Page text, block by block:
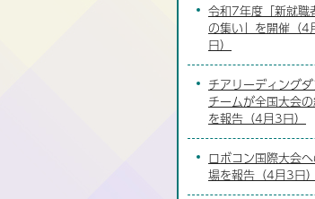
令和7年度「新就職
の集い」を開催（4
日）
チアリーディング
チームが全国大会
を報告（4月3日）
ロボコン国際大会
場を報告（4月3日）